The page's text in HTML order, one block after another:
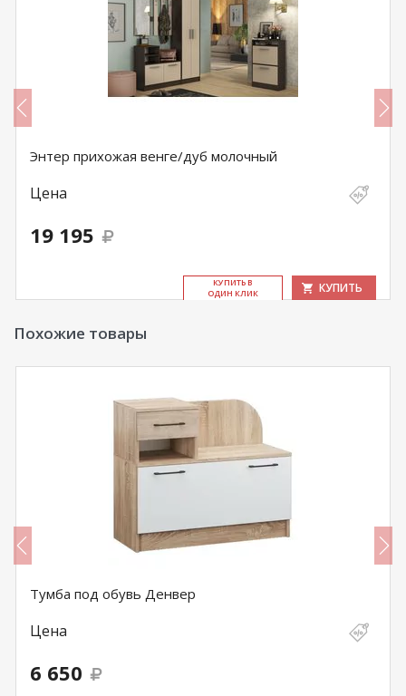
Энтер прихожая венге/дуб молочный
Цена
19 195
КУ­ПИТЬ В
ОДИН КЛИК
КУПИТЬ
Похожие товары
Тумба под обувь Денвер
Цена
6 650